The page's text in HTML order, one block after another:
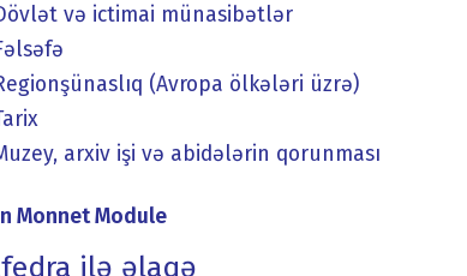
və ictimai münasibətlər
(Avropa ölkələri üzrə)
arxiv işi və abidələrin qorunması
Monnet Module
ilə əlaqə